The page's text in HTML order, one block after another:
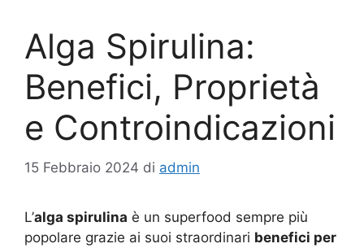
Alga Spirulina:
Benefici, Proprietà
e Controindicazioni
15 Febbraio 2024 di admin
L’alga spirulina è un superfood sempre più
popolare grazie ai suoi straordinari benefici per